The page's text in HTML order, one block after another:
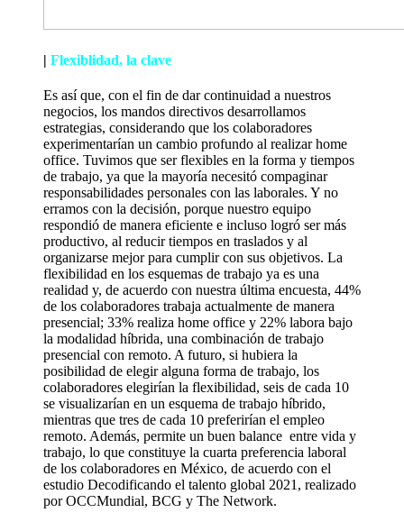
| Flexiblidad, la clave
Es así que, con el fin de dar continuidad a nuestros
negocios, los mandos directivos desarrollamos
estrategias, considerando que los colaboradores
experimentarían un cambio profundo al realizar home
office. Tuvimos que ser flexibles en la forma y tiempos
de trabajo, ya que la mayoría necesitó compaginar
responsabilidades personales con las laborales. Y no
erramos con la decisión, porque nuestro equipo
respondió de manera eficiente e incluso logró ser más
productivo, al reducir tiempos en traslados y al
organizarse mejor para cumplir con sus objetivos. La
flexibilidad en los esquemas de trabajo ya es una
realidad y, de acuerdo con nuestra última encuesta, 44%
de los colaboradores trabaja actualmente de manera
presencial; 33% realiza home office y 22% labora bajo
la modalidad híbrida, una combinación de trabajo
presencial con remoto. A futuro, si hubiera la
posibilidad de elegir alguna forma de trabajo, los
colaboradores elegirían la flexibilidad, seis de cada 10
se visualizarían en un esquema de trabajo híbrido,
mientras que tres de cada 10 preferirían el empleo
remoto. Además, permite un buen balance entre vida y
trabajo, lo que constituye la cuarta preferencia laboral
de los colaboradores en México, de acuerdo con el
estudio Decodificando el talento global 2021, realizado
por OCCMundial, BCG y The Network.